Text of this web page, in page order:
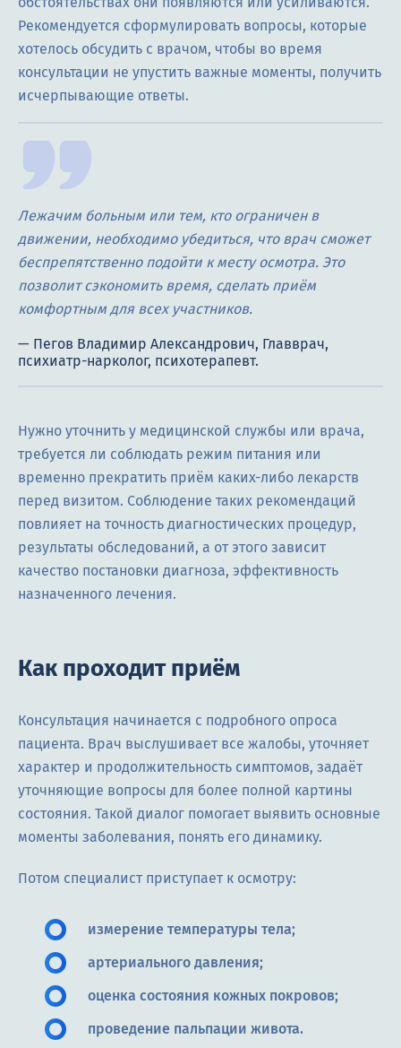
Рекомендуется сформулировать вопросы, которые
хотелось обсудить с врачом, чтобы во время
консультации не упустить важные моменты, получить
исчерпывающие ответы.
Лежачим больным или тем, кто ограничен в
движении, необходимо убедиться, что врач сможет
беспрепятственно подойти к месту осмотра. Это
позволит сэкономить время, сделать приём
комфортным для всех участников.
Нужно уточнить у медицинской службы или врача,
требуется ли соблюдать режим питания или
временно прекратить приём каких-либо лекарств
перед визитом. Соблюдение таких рекомендаций
повлияет на точность диагностических процедур,
результаты обследований, а от этого зависит
качество постановки диагноза, эффективность
назначенного лечения.
Как проходит приём
Консультация начинается с подробного опроса
пациента. Врач выслушивает все жалобы, уточняет
характер и продолжительность симптомов, задаёт
уточняющие вопросы для более полной картины
состояния. Такой диалог помогает выявить основные
моменты заболевания, понять его динамику.
Потом специалист приступает к осмотру:
измерение температуры тела;
артериального давления;
оценка состояния кожных покровов;
проведение пальпации живота.